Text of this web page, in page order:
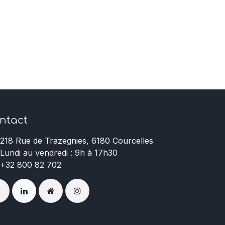
218 Rue de Trazegnies, 6180 Courcelles
Lundi au vendredi : 9h à 17h30
+32 800 82 702